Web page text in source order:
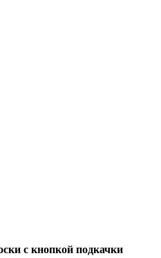
с кнопкой подкачки